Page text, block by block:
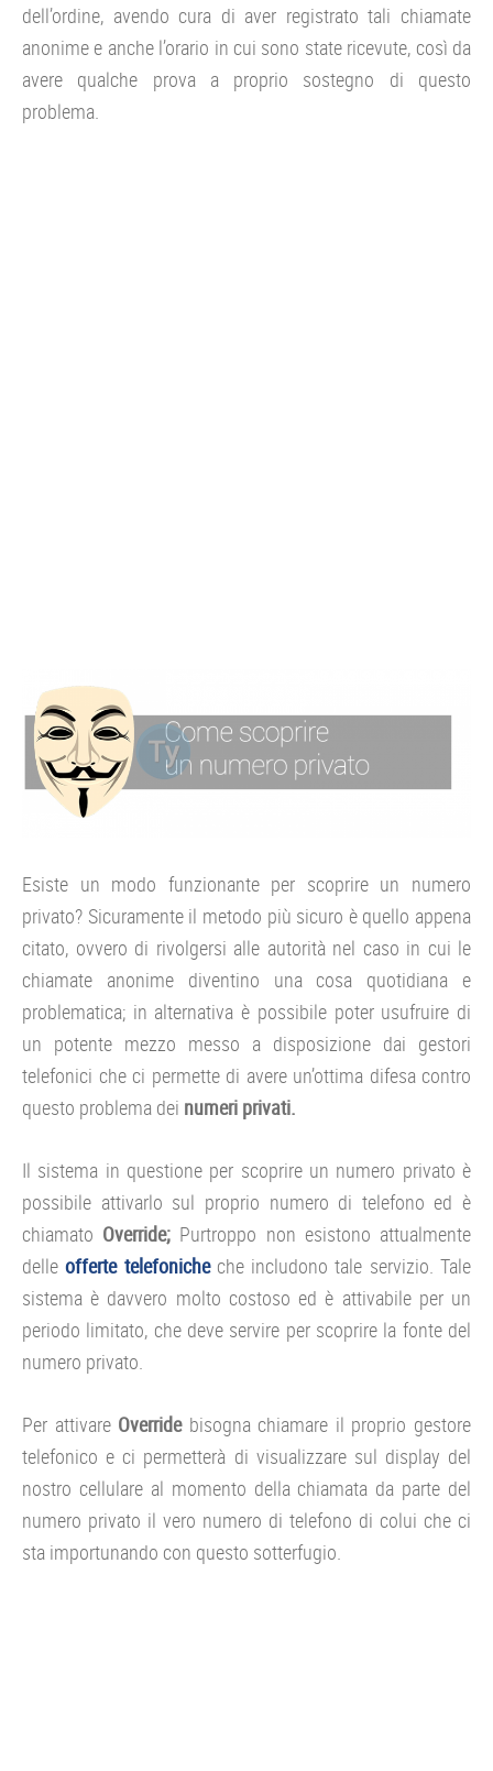
dell’ordine, avendo cura di aver registrato tali chiamate
anonime e anche l’orario in cui sono state ricevute, così da
avere qualche prova a proprio sostegno di questo
problema.
Esiste un modo funzionante per scoprire un numero
privato? Sicuramente il metodo più sicuro è quello appena
citato, ovvero di rivolgersi alle autorità nel caso in cui le
chiamate anonime diventino una cosa quotidiana e
problematica; in alternativa è possibile poter usufruire di
un potente mezzo messo a disposizione dai gestori
telefonici che ci permette di avere un’ottima difesa contro
questo problema dei numeri privati.
Il sistema in questione per scoprire un numero privato è
possibile attivarlo sul proprio numero di telefono ed è
chiamato Override; Purtroppo non esistono attualmente
delleofferte telefonicheche includono tale servizio. Tale
sistema è davvero molto costoso ed è attivabile per un
periodo limitato, che deve servire per scoprire la fonte del
numero privato.
Per attivare Override bisogna chiamare il proprio gestore
telefonico e ci permetterà di visualizzare sul display del
nostro cellulare al momento della chiamata da parte del
numero privato il vero numero di telefono di colui che ci
sta importunando con questo sotterfugio.